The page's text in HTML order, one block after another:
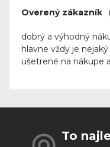
Overený zákazník
dobrý a výhodný
hlavne vždy je
ušetrené na nákupe
To